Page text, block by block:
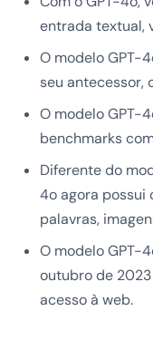
entrada textual,
O modelo GPT-
seu antecessor,
O modelo GPT-
benchmarks
Diferente do
4o agora possui
palavras,
O modelo GPT-
outubro de
acesso à web.